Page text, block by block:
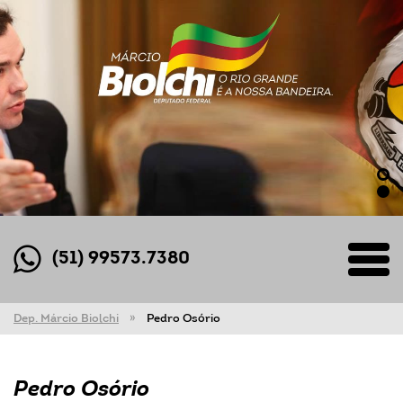
(51) 99573.7380
Dep. Márcio Biolchi Pedro Osório
Pedro Osório